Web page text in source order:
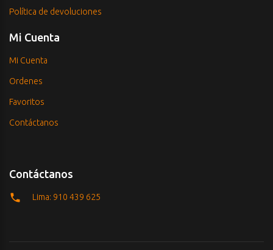
Política de devoluciones
Mi Cuenta
Mi Cuenta
Ordenes
Favoritos
Contáctanos
Contáctanos
Lima: 910 439 625